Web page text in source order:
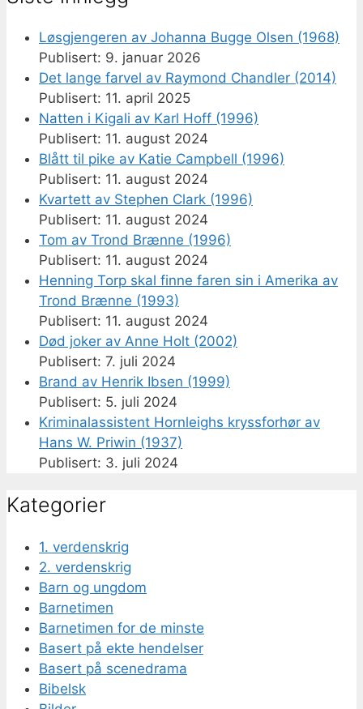
Løsgjengeren av Johanna Bugge Olsen (1968)
9. januar 2026
Det lange farvel av Raymond Chandler (2014)
11. april 2025
Natten i Kigali av Karl Hoff (1996)
11. august 2024
Blått til pike av Katie Campbell (1996)
11. august 2024
Kvartett av Stephen Clark (1996)
11. august 2024
Tom av Trond Brænne (1996)
11. august 2024
Henning Torp skal finne faren sin i Amerika av
Trond Brænne (1993)
11. august 2024
Død joker av Anne Holt (2002)
7. juli 2024
Brand av Henrik Ibsen (1999)
5. juli 2024
Kriminalassistent Hornleighs kryssforhør av
Hans W. Priwin (1937)
3. juli 2024
Kategorier
1. verdenskrig
2. verdenskrig
Barn og ungdom
Barnetimen
Barnetimen for de minste
Basert på ekte hendelser
Basert på scenedrama
Bibelsk